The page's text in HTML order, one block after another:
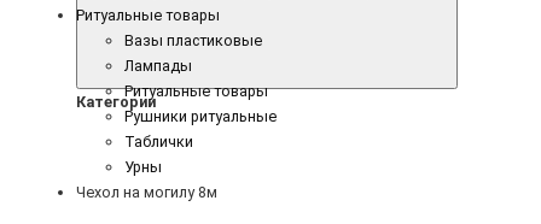
Категории
Ритуальные товары
Вазы пластиковые
Лампады
Ритуальные товары
Рушники ритуальные
Таблички
Урны
Чехол на могилу 8м